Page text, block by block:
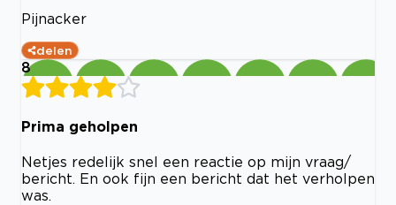
Pijnacker
delen
8
Prima geholpen
Netjes redelijk snel een reactie op mijn vraag/
bericht. En ook fijn een bericht dat het verholpen
was.